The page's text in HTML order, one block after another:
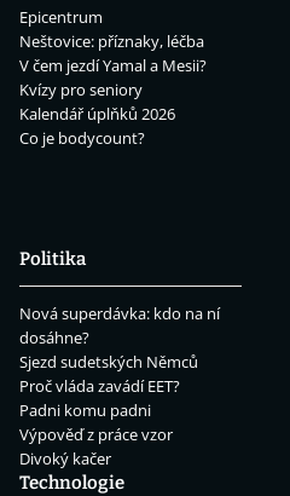
Epicentrum
Neštovice: příznaky, léčba
V čem jezdí Yamal a Mesii?
Kvízy pro seniory
Kalendář úplňků 2026
Co je bodycount?
Politika
Nová superdávka: kdo na ní
dosáhne?
Sjezd sudetských Němců
Proč vláda zavádí EET?
Padni komu padni
Výpověď z práce vzor
Divoký kačer
Technologie